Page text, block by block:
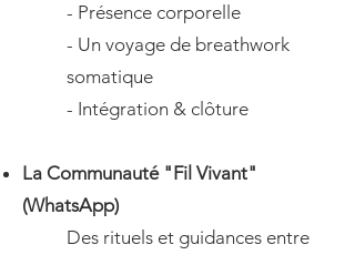
- Présence corporelle
- Un voyage de breathwork
somatique
- Intégration & clôture
La Communauté "Fil Vivant"
(WhatsApp)
Des rituels et guidances entre